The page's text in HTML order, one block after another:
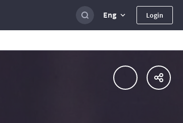
Eng Login